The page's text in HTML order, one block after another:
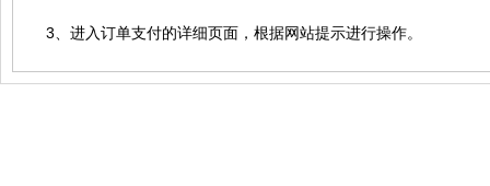
3、进入订单支付的详细页面，根据网站提示进行操作。